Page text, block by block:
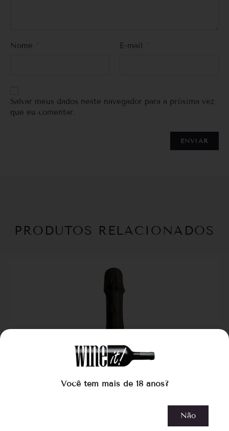
Nome * E-mail *
Salvar meus dados neste navegador para a próxima vez
que eu comentar.
PRODUTOS RELACIONADOS
Você tem mais de 18 anos?
Não